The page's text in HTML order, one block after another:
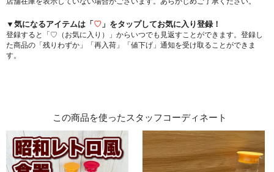
▼気になるアイテムは「♡ 」をタップしてお気に入り登録！
登録すると「♡（お気に入り）」からいつでも見返すことができます。登録し
た商品の「残りわずか」「再入荷」「値下げ」通知を受け取ることができま
す。
この商品を使ったスタッフコーディネート